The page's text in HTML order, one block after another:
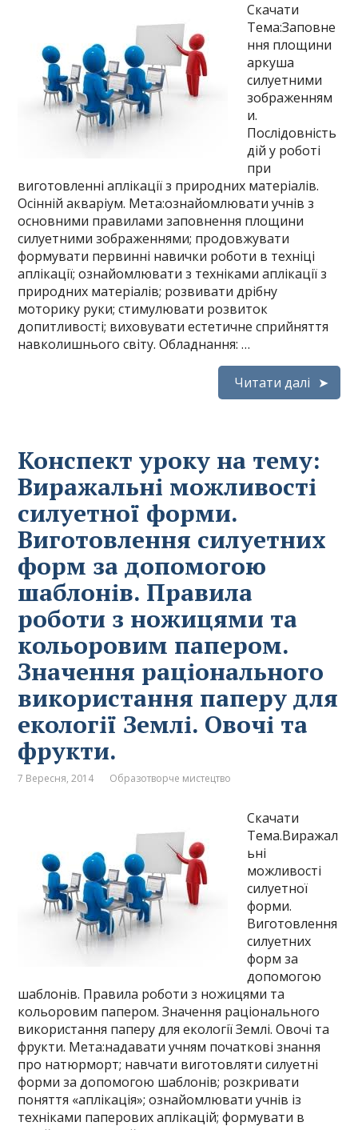
Скачати
Тема:Заповне
ння площини
аркуша
силуетними
зображенням
и.
Послідовність
дій у роботі
при
виготовленні аплікації з природних матеріалів.
Осінній акваріум. Мета:ознайомлювати учнів з
основними правилами заповнення площини
силуетними зображеннями; продовжувати
формувати первинні навички роботи в техніці
аплікації; ознайомлювати з техніками аплікації з
природних матеріалів; розвивати дрібну
моторику руки; стимулювати розвиток
допитливості; виховувати естетичне сприйняття
навколишнього світу. Обладнання: …
Читати далі
Конспект уроку на тему:
Виражальні можливості
силуетної форми.
Виготовлення силуетних
форм за допомогою
шаблонів. Правила
роботи з ножицями та
кольоровим папером.
Значення раціонального
використання паперу для
екології Землі. Овочі та
фрукти.
7 Вересня, 2014 Образотворче мистецтво
Скачати
Тема.Виражал
ьні
можливості
силуетної
форми.
Виготовлення
силуетних
форм за
допомогою
шаблонів. Правила роботи з ножицями та
кольоровим папером. Значення раціонального
використання паперу для екології Землі. Овочі та
фрукти. Мета:надавати учням початкові знання
про натюрморт; навчати виготовляти силуетні
форми за допомогою шаблонів; розкривати
поняття «аплікація»; ознайомлювати учнів із
техніками паперових аплікацій; формувати в